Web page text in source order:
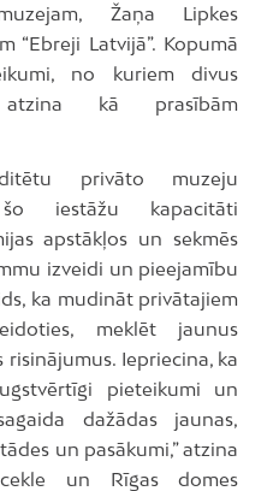
Žaņa Lipkes
“Ebreji Latvijā”. Kopumā
no kuriem divus
kā prasībām
privāto muzeju
iestāžu kapacitāti
apstākļos un sekmēs
izveidi un pieejamību
ka mudināt privātajiem
meklēt jaunus
Iepriecina, ka
pieteikumi un
dažādas jaunas,
un pasākumi,” atzina
un Rīgas domes